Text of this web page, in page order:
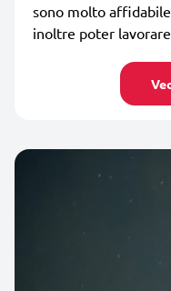
sono molto
inoltre poter